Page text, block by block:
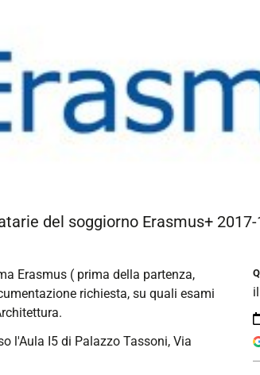
del soggiorno Erasmus+
Erasmus ( prima della partenza,
richiesta, su quali esami
l'Aula I5 di Palazzo Tassoni, Via